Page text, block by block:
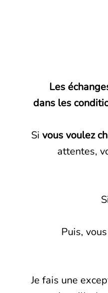
Les
dans les
Si vous voulez
attentes,
Puis,
Je fais une